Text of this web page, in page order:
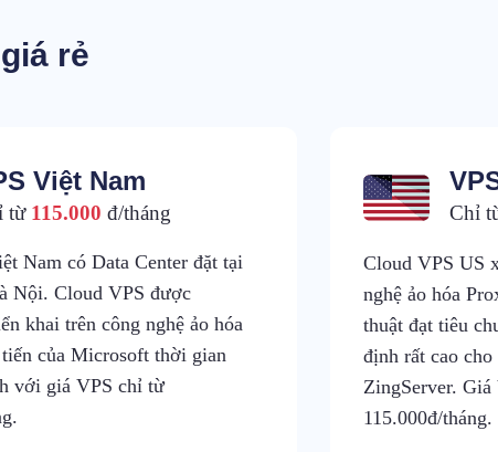
rẻ
Việt Nam
từ 115.000 đ/tháng
Nam có Data Center đặt tại
Nội. Cloud VPS được
khai trên công nghệ ảo hóa
của Microsoft thời gian
với giá VPS chỉ từ
Chỉ
Cloud VPS US
nghệ ảo hóa
thuật đạt tiêu
định rất cao
ZingServer.
115.000đ/tháng.